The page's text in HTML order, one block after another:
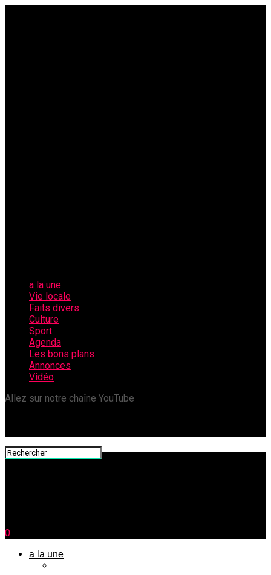
a la une
Vie locale
Faits divers
Culture
Sport
Agenda
Les bons plans
Annonces
Vidéo
Allez sur notre chaîne YouTube
0
a la une